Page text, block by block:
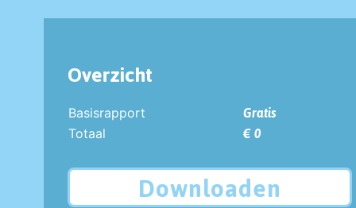
Overzicht
Basisrapport
Gratis
Totaal
€ 0
Downloaden